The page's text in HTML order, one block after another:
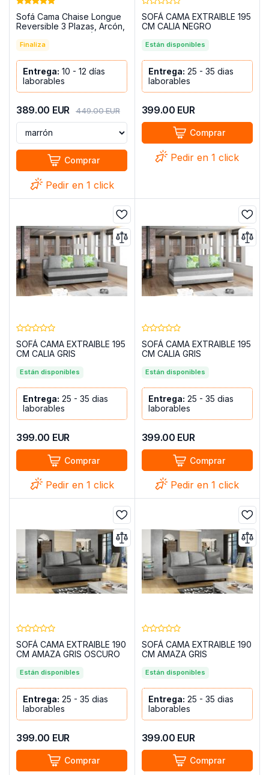
Sofá Cama Chaise Longue
Reversible 3 Plazas, Arcón,
USB y Portavasos (210x135
cm) OFERTA COSTA L
Finaliza
Entrega: 10 - 12 días
laborables
389.00 EUR 449.00EUR
Comprar
Pedir en 1 click
SOFÁ CAMA EXTRAIBLE 195
CM CALIA NEGRO
Están disponibles
Entrega: 25 - 35 dias
laborables
399.00 EUR
Comprar
Pedir en 1 click
SOFÁ CAMA EXTRAIBLE 195
CM CALIA GRIS
Están disponibles
Entrega: 25 - 35 dias
laborables
399.00 EUR
Comprar
Pedir en 1 click
SOFÁ CAMA EXTRAIBLE 195
CM CALIA GRIS
Están disponibles
Entrega: 25 - 35 dias
laborables
399.00 EUR
Comprar
Pedir en 1 click
SOFÁ CAMA EXTRAIBLE 190
CM AMAZA GRIS OSCURO
Están disponibles
Entrega: 25 - 35 dias
laborables
399.00 EUR
Comprar
SOFÁ CAMA EXTRAIBLE 190
CM AMAZA GRIS
Están disponibles
Entrega: 25 - 35 dias
laborables
399.00 EUR
Comprar